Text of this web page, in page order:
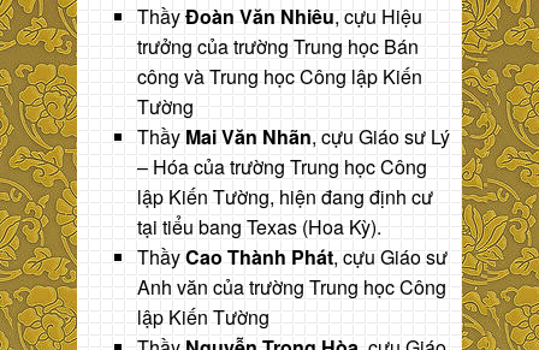
ThầyĐoàn Văn Nhiêu, cựu Hiệu
trưởng của trường Trung học Bán
công và Trung học Công lập Kiến
Tường
Thầy Mai Văn Nhãn, cựu Giáo sư Lý
– Hóa của trường Trung học Công
lập Kiến Tường, hiện đang định cư
tại tiểu bang Texas (Hoa Kỳ).
ThầyCao Thành Phát, cựu Giáo sư
Anh văn của trường Trung học Công
lập Kiến Tường